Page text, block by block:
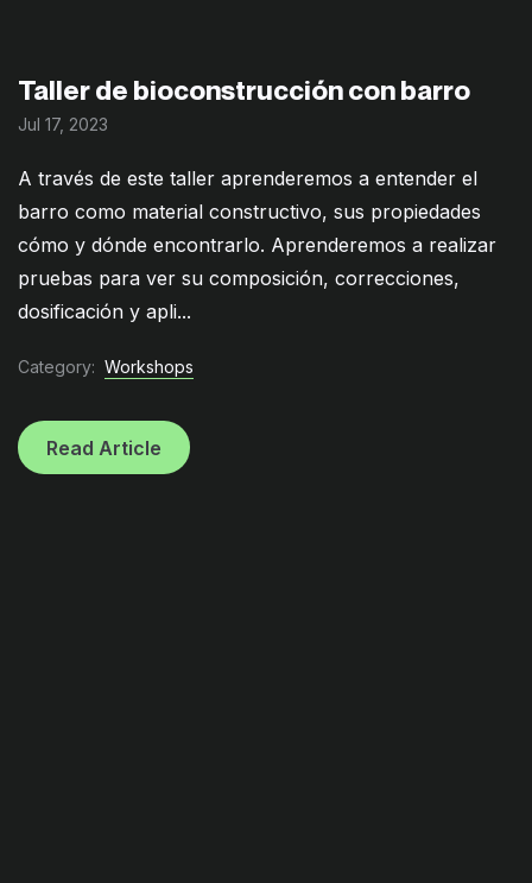
Taller de bioconstrucción con barro
Jul 17, 2023
A través de este taller aprenderemos a entender el
barro como material constructivo, sus propiedades
cómo y dónde encontrarlo. Aprenderemos a realizar
pruebas para ver su composición, correcciones,
dosificación y apli...
Category: Workshops
Read Article